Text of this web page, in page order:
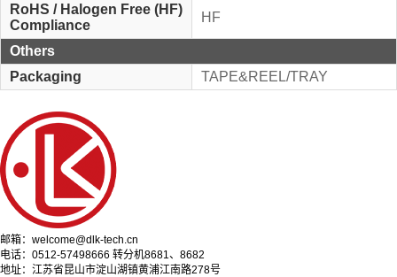
RoHS / Halogen Free (HF)
Compliance
HF
Others
Packaging
TAPE&REEL/TRAY
邮箱：welcome@dlk-tech.cn
电话：0512-57498666 转分机8681、8682
地址：江苏省昆山市淀山湖镇黄浦江南路278号